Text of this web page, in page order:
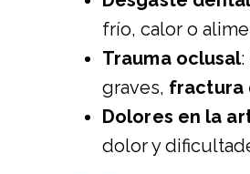
frío, calor o
Trauma oclusal
graves, fractura
Dolores en la
dolor y